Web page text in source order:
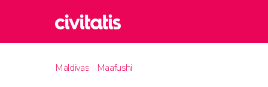
Maldivas Maafushi